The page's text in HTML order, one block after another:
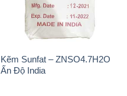
Kẽm Sunfat – ZNSO4.7H2O
Ấn Độ India